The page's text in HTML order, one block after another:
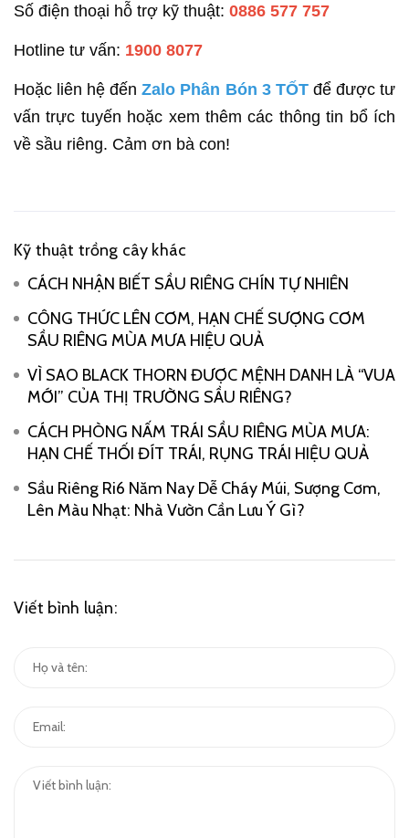
Số điện thoại hỗ trợ kỹ thuật: 0886 577 757
Hotline tư vấn: 1900 8077
Hoặc liên hệ đếnZalo Phân Bón 3 TỐTđể được tư
vấn trực tuyến hoặc xem thêm các thông tin bổ ích
về sầu riêng. Cảm ơn bà con!
Kỹ thuật trồng cây khác
CÁCH NHẬN BIẾT SẦU RIÊNG CHÍN TỰ NHIÊN
CÔNG THỨC LÊN CƠM, HẠN CHẾ SƯỢNG CƠM
SẦU RIÊNG MÙA MƯA HIỆU QUẢ
VÌ SAO BLACK THORN ĐƯỢC MỆNH DANH LÀ “VUA
MỚI” CỦA THỊ TRƯỜNG SẦU RIÊNG?
CÁCH PHÒNG NẤM TRÁI SẦU RIÊNG MÙA MƯA:
HẠN CHẾ THỐI ĐÍT TRÁI, RỤNG TRÁI HIỆU QUẢ
Sầu Riêng Ri6 Năm Nay Dễ Cháy Múi, Sượng Cơm,
Lên Màu Nhạt: Nhà Vườn Cần Lưu Ý Gì?
Viết bình luận: